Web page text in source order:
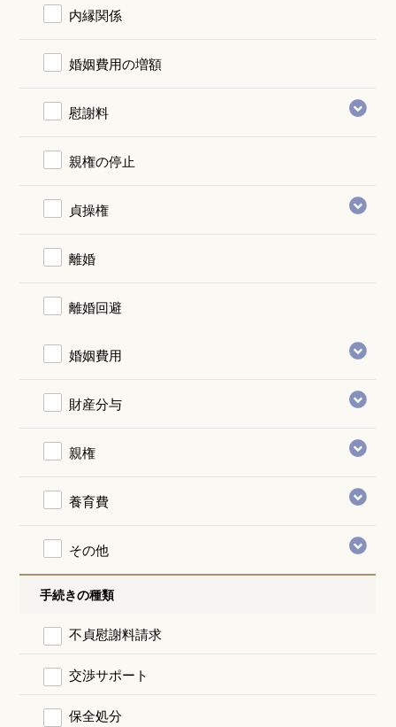
内縁関係
婚姻費用の増額
慰謝料
親権の停止
貞操権
離婚
離婚回避
婚姻費用
財産分与
親権
養育費
その他
手続きの種類
不貞慰謝料請求
交渉サポート
保全処分